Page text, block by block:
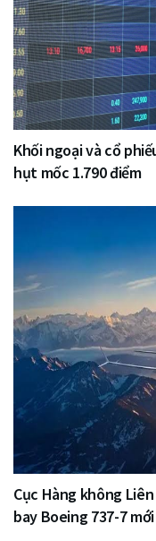
Khối ngoại và cổ
hụt mốc 1.790 điểm
Cục Hàng không
bay Boeing 737-7 mới